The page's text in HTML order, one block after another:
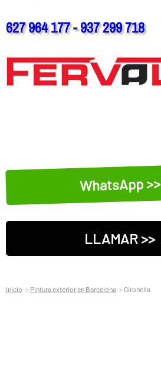
627 964 177-937 299 718
WhatsApp >>
LLAMAR >>
Inicio Pintura exterior en Barcelona Gironella